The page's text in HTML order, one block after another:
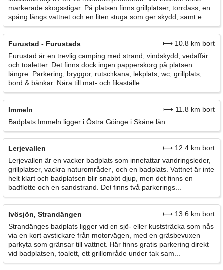
markerade skogsstigar. På platsen finns grillplatser, torrdass, en
spång längs vattnet och en liten stuga som ger skydd, samt e...
Furustad - Furustads
⟼ 10.8 km bort
Furustad är en trevlig camping med strand, vindskydd, vedaffär
och toaletter. Det finns dock ingen papperskorg på platsen
längre. Parkering, bryggor, rutschkana, lekplats, wc, grillplats,
bord & bänkar. Nära till mat- och fikaställe.
Immeln
⟼ 11.8 km bort
Badplats Immeln ligger i Östra Göinge i Skåne län.
Lerjevallen
⟼ 12.4 km bort
Lerjevallen är en vacker badplats som innefattar vandringsleder,
grillplatser, vackra naturområden, och en badplats. Vattnet är inte
helt klart och badplatsen blir snabbt djup, men det finns en
badflotte och en sandstrand. Det finns två parkerings...
Ivösjön, Strandängen
⟼ 13.6 km bort
Strandänges badplats ligger vid en sjö- eller kuststräcka som nås
via en kort avstickare från motorvägen, med en gräsbevuxen
parkyta som gränsar till vattnet. Här finns gratis parkering direkt
vid badplatsen, toalett, ett grillområde under tak sam...